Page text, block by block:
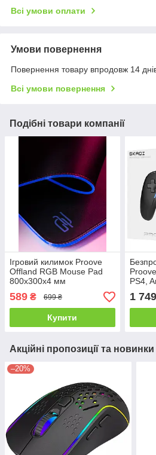
Всі умови оплати
Умови повернення
Повернення товару впродовж 14
Всі умови повернення
Подібні товари компанії
Ігровий килимок Proove
Offland RGB Mouse Pad
800x300x4 мм
589 ₴ 699 ₴
Купити
PS4,
1 749
Акційні пропозиції та новинки
–20%